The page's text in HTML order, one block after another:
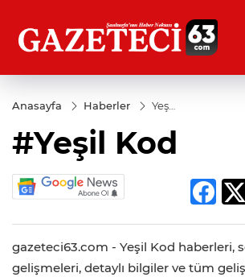
Anasayfa Haberler
Yeşil
#Yeşil Kod
gazeteci63.com - Yeşil Kod haberleri,
gelişmeleri, detaylı bilgiler ve tüm